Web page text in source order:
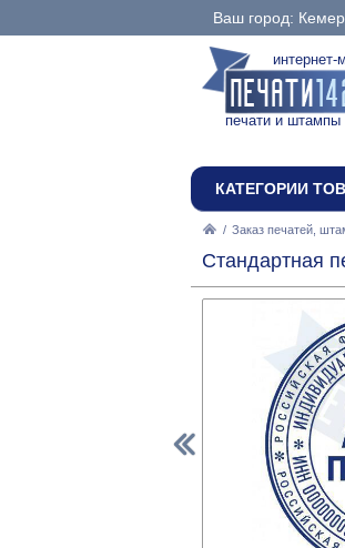
Ваш город:
интернет-
печати и штампы
КАТЕГОРИИ
/ Заказ печатей,
Стандартная